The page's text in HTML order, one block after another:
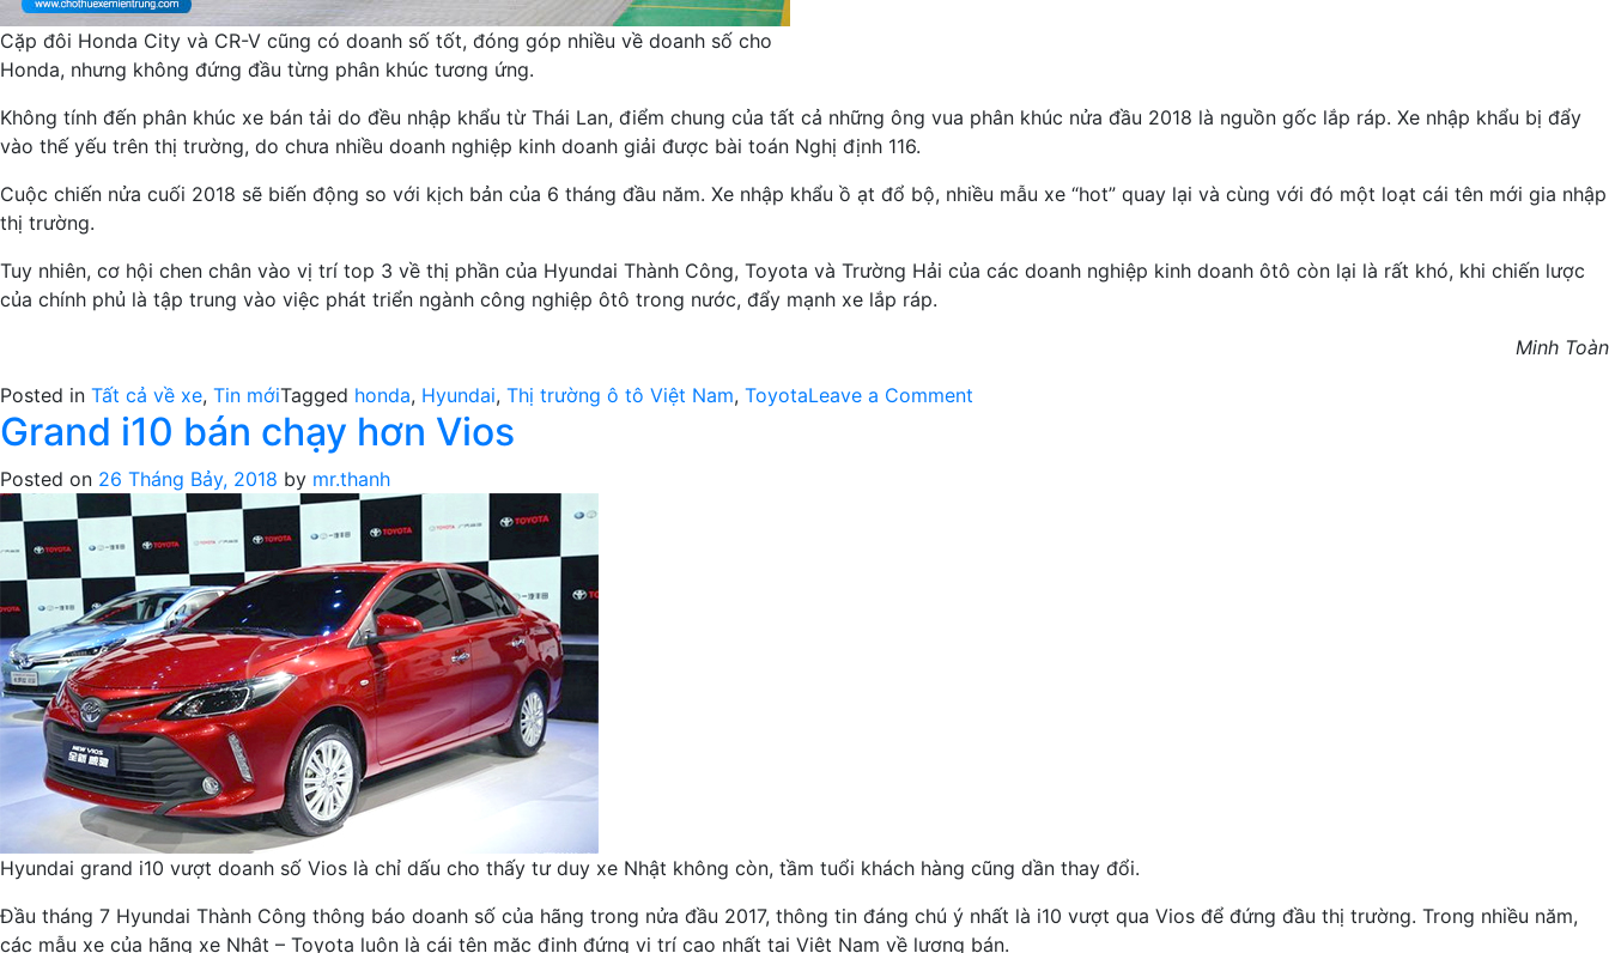
Cặp đôi Honda City và CR-V cũng có doanh số tốt, đóng góp nhiều về doanh số cho
Honda, nhưng không đứng đầu từng phân khúc tương ứng.
Không tính đến phân khúc xe bán tải do đều nhập khẩu từ Thái Lan, điểm chung của tất cả những ông vua phân khúc nửa đầu 2018 là nguồn gốc lắp ráp. Xe nhập khẩu bị đẩy
vào thế yếu trên thị trường, do chưa nhiều doanh nghiệp kinh doanh giải được bài toán Nghị định 116.
Cuộc chiến nửa cuối 2018 sẽ biến động so với kịch bản của 6 tháng đầu năm. Xe nhập khẩu ồ ạt đổ bộ, nhiều mẫu xe “hot” quay lại và cùng với đó một loạt cái tên mới gia nhập
thị trường.
Tuy nhiên, cơ hội chen chân vào vị trí top 3 về thị phần của Hyundai Thành Công, Toyota và Trường Hải của các doanh nghiệp kinh doanh ôtô còn lại là rất khó, khi chiến lược
của chính phủ là tập trung vào việc phát triển ngành công nghiệp ôtô trong nước, đẩy mạnh xe lắp ráp.
Minh Toàn
Posted in Tất cả về xe, Tin mớiTagged honda, Hyundai, Thị trường ô tô Việt Nam, ToyotaLeave a Comment
Grand i10 bán chạy hơn Vios
Posted on 26 Tháng Bảy, 2018 by mr.thanh
Hyundai grand i10 vượt doanh số Vios là chỉ dấu cho thấy tư duy xe Nhật không còn, tầm tuổi khách hàng cũng dần thay đổi.
Đầu tháng 7 Hyundai Thành Công thông báo doanh số của hãng trong nửa đầu 2017, thông tin đáng chú ý nhất là i10 vượt qua Vios để đứng đầu thị trường. Trong nhiều năm,
các mẫu xe của hãng xe Nhật – Toyota luôn là cái tên mặc định đứng vị trí cao nhất tại Việt Nam về lượng bán.